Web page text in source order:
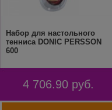
Набор для настольного
тенниса DONIC PERSSON
600
4 706.90 руб.